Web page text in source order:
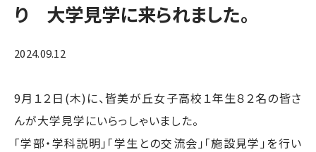
り 大学見学に来られました。
2024.09.12
9月１２日(木)に、皆美が丘女子高校１年生８２名の皆さ
んが大学見学にいらっしゃいました。
「学部・学科説明」「学生との交流会」「施設見学」を行い